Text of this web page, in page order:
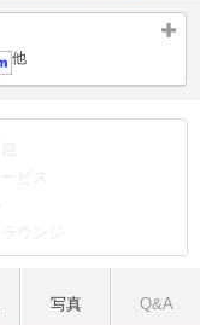
他
写真 Q&A